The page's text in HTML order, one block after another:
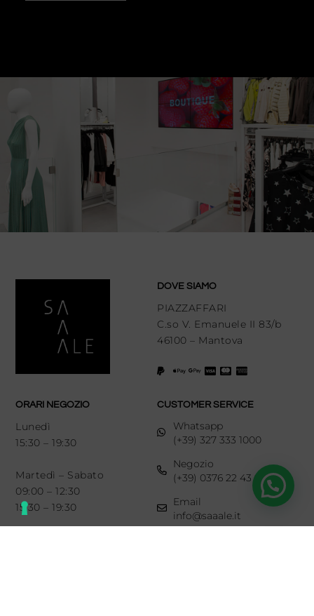
DOVE SIAMO
PIAZZAFFARI
C.so V. Emanuele II 83/b
46100 – Mantova
ORARI NEGOZIO
Lunedì
15:30 – 19:30
Martedì – Sabato
09:00 – 12:30
15:30 – 19:30
CUSTOMER SERVICE
Whatsapp
(+39) 327 333 1000
Negozio
(+39) 0376 22 43 93
Email
info@saaale.it